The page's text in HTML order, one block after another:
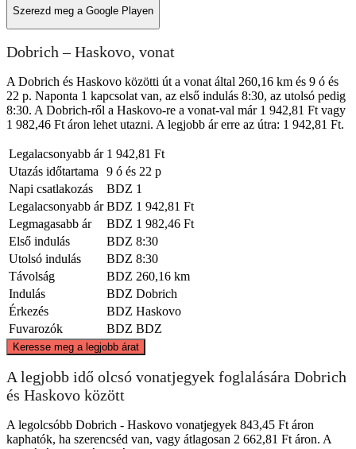
Szerezd meg a Google Playen
Dobrich – Haskovo, vonat
A Dobrich és Haskovo közötti út a vonat által 260,16 km és 9 ó és
22 p. Naponta 1 kapcsolat van, az első indulás 8:30, az utolsó pedig
8:30. A Dobrich-ről a Haskovo-re a vonat-val már 1 942,81 Ft vagy
1 982,46 Ft áron lehet utazni. A legjobb ár erre az útra: 1 942,81 Ft.
Legalacsonyabb ár 1 942,81 Ft
Utazás időtartama
9 ó és 22 p
Napi csatlakozás
BDZ 1
Legalacsonyabb ár BDZ 1 942,81 Ft
Legmagasabb ár
BDZ 1 982,46 Ft
Első indulás
BDZ 8:30
Utolsó indulás
BDZ 8:30
Távolság
BDZ 260,16 km
Indulás
BDZ Dobrich
Érkezés
BDZ Haskovo
Fuvarozók
BDZ BDZ
Keresse meg a legjobb árat
A legjobb idő olcsó vonatjegyek foglalására Dobrich
és Haskovo között
A legolcsóbb Dobrich - Haskovo vonatjegyek 843,45 Ft áron
kaphatók, ha szerencséd van, vagy átlagosan 2 662,81 Ft áron. A